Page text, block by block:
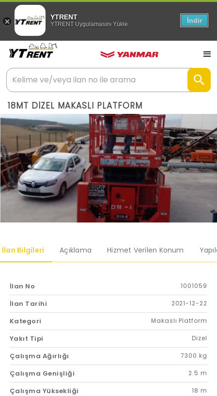
YTRENT
YTRENT Uygulamasını Yükle İndir
18MT DİZEL MAKASLI PLATFORM
İlan Bilgileri Açıklama Hizmet Verilen Konum
İlan No 1001059
İlan Tarihi 2021-12-22
Kategori Makaslı Platform
Yakıt Tipi Dizel
Çalışma Ağırlığı 7300 kg
Çalışma Genişliği 2.5 m
Çalışma Yüksekliği 18 m